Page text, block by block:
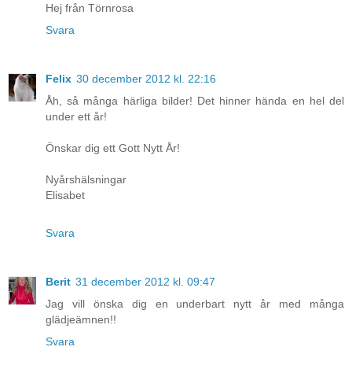
Hej från Törnrosa
Svara
Felix 30 december 2012 kl. 22:16
Åh, så många härliga bilder! Det hinner hända en hel del
under ett år!
Önskar dig ett Gott Nytt År!
Nyårshälsningar
Elisabet
Svara
Berit 31 december 2012 kl. 09:47
Jag vill önska dig en underbart nytt år med många
glädjeämnen!!
Svara